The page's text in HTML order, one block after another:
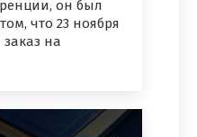
он был
что 23 ноября
заказ на